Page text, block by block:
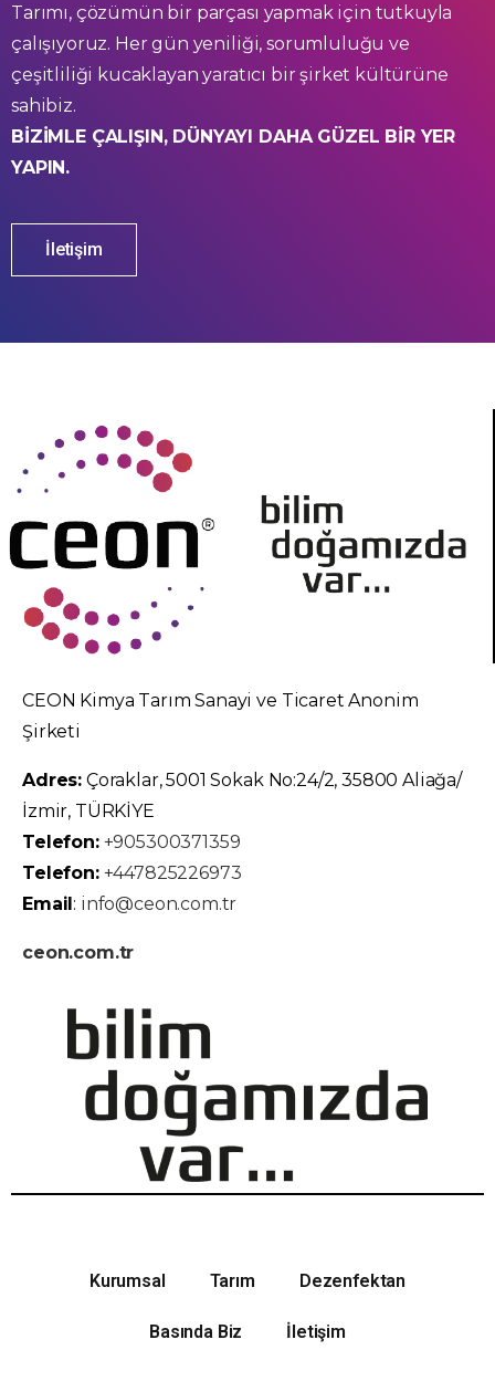
Tarımı, çözümün bir parçası yapmak için tutkuyla
çalışıyoruz. Her gün yeniliği, sorumluluğu ve
çeşitliliği kucaklayan yaratıcı bir şirket kültürüne
sahibiz.
BİZİMLE ÇALIŞIN, DÜNYAYI DAHA GÜZEL BİR YER
YAPIN.
İletişim
CEON Kimya Tarım Sanayi ve Ticaret Anonim
Şirketi
Adres: Çoraklar, 5001 Sokak No:24/2, 35800 Aliağa/
İzmir, TÜRKİYE
Telefon: +905300371359
Telefon: +447825226973
Email: info@ceon.com.tr
ceon.com.tr
Kurumsal Tarım Dezenfektan
Basında Biz İletişim